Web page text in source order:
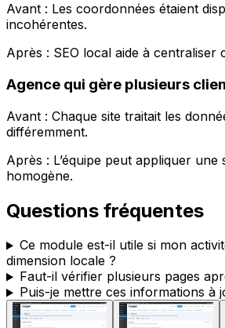
Avant : Les coordonnées étaient
incohérentes.
Après : SEO local aide à centraliser
Agence qui gère plusieurs
Avant : Chaque site traitait les
différemment.
Après : L’équipe peut appliquer
homogène.
Questions fréquentes
Ce module est-il utile si mon
dimension locale ?
Faut-il vérifier plusieurs pages
Puis-je mettre ces informations à